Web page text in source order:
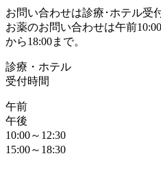
お問い合わせは診療･ホテル受
お薬のお問い合わせは午前
から18:00まで。
診療・ホテル
受付時間
午前
午後
10:00～12:30
15:00～18:30